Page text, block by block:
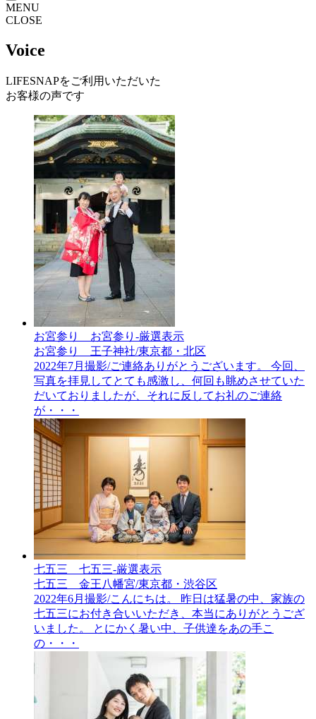
MENU
CLOSE
Voice
LIFESNAPをご利用いただいた
お客様の声です
お宮参り__お宮参り-厳選表示
お宮参り 王子神社/東京都・北区
2022年7月撮影/ご連絡ありがとうございます。 今回、
写真を拝見してとても感激し、何回も眺めさせていた
だいておりましたが、それに反してお礼のご連絡
が・・・
七五三__七五三-厳選表示
七五三 金王八幡宮/東京都・渋谷区
2022年6月撮影/こんにちは。 昨日は猛暑の中、家族の
七五三にお付き合いいただき、本当にありがとうござ
いました。 とにかく暑い中、子供達をあの手こ
の・・・